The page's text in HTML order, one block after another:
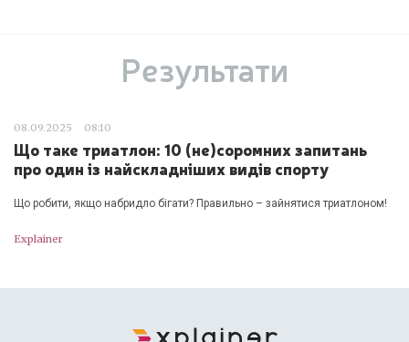
Результати
08.09.2025 08:10
Що таке триатлон: 10 (не)соромних запитань
про один із найскладніших видів спорту
Що робити, якщо набридло бігати? Правильно – зайнятися триатлоном!
Explainer